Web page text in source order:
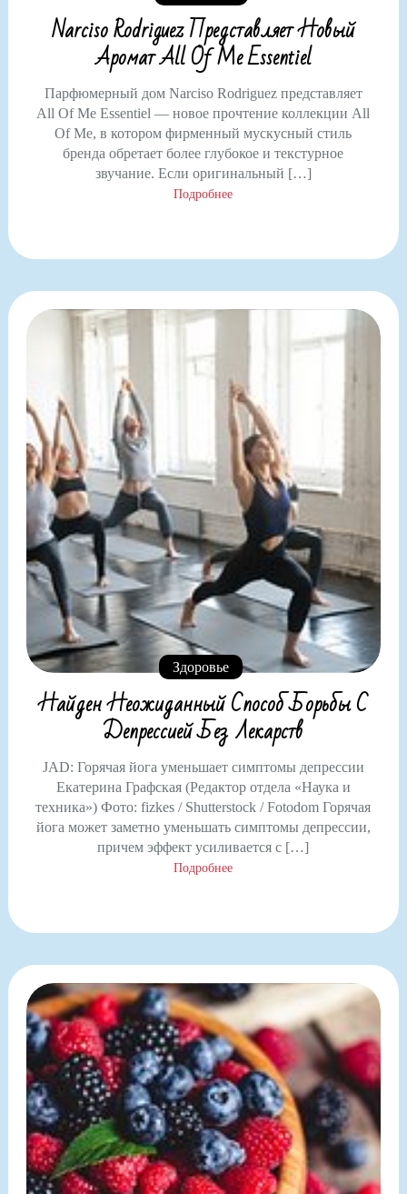
Narciso Rodriguez Представляет Новый
Аромат All Of Me Essentiel
Парфюмерный дом Narciso Rodriguez представляет
All Of Me Essentiel — новое прочтение коллекции All
Of Me, в котором фирменный мускусный стиль
бренда обретает более глубокое и текстурное
звучание. Если оригинальный […]
Подробнее
Здоровье
Найден Неожиданный Способ Борьбы С
Депрессией Без Лекарств
JAD: Горячая йога уменьшает симптомы депрессии
Екатерина Графская (Редактор отдела «Наука и
техника») Фото: fizkes / Shutterstock / Fotodom Горячая
йога может заметно уменьшать симптомы депрессии,
причем эффект усиливается с […]
Подробнее